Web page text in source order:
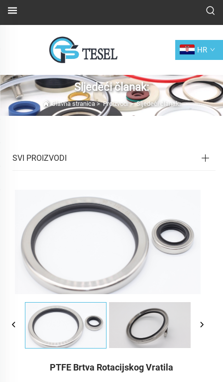
HR
Sljedeći članak:
Glavna stranica>Proizvodi>Sljedeći članak:
SVI PROIZVODI
PTFE Brtva Rotacijskog Vratila